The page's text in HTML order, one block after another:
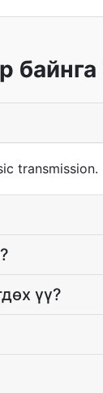
transmission.
үү?